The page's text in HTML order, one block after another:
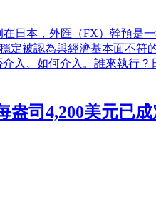
日本，外匯（FX）幹預是
定被認為與經濟基本面不
入、如何介入。誰來執行
司4,200美元已成